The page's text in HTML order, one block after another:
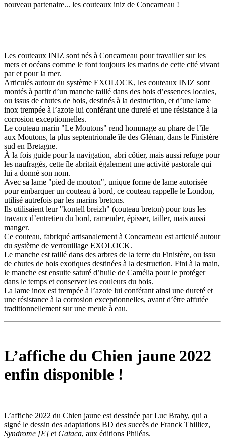
nouveau partenaire... les couteaux iniz de Concarneau !
Les couteaux INIZ sont nés à Concarneau pour travailler sur les
mers et océans comme le font toujours les marins de cette cité vivant
par et pour la mer.
Articulés autour du système EXOLOCK, les couteaux INIZ sont
montés à partir d’un manche taillé dans des bois d’essences locales,
ou issus de chutes de bois, destinés à la destruction, et d’une lame
inox trempée à l’azote lui conférant une dureté et une résistance à la
corrosion exceptionnelles.
Le couteau marin "Le Moutons" rend hommage au phare de l’île
aux Moutons, la plus septentrionale île des Glénan, dans le Finistère
sud en Bretagne.
À la fois guide pour la navigation, abri côtier, mais aussi refuge pour
les naufragés, cette île abritait également une activité pastorale qui
lui a donné son nom.
Avec sa lame "pied de mouton", unique forme de lame autorisée
pour embarquer un couteau à bord, ce couteau rappelle le London,
utilisé autrefois par les marins bretons.
Ils utilisaient leur "kontell breizh" (couteau breton) pour tous les
travaux d’entretien du bord, ramender, épisser, tailler, mais aussi
manger.
Ce couteau, fabriqué artisanalement à Concarneau est articulé autour
du système de verrouillage EXOLOCK.
Le manche est taillé dans des arbres de la terre du Finistère, ou issu
de chutes de bois exotiques destinées à la destruction. Fini à la main,
le manche est ensuite saturé d’huile de Camélia pour le protéger
dans le temps et conserver les couleurs du bois.
La lame inox est trempée à l’azote lui conférant ainsi une dureté et
une résistance à la corrosion exceptionnelles, avant d’être affutée
traditionnellement sur une meule à eau.
L’affiche du Chien jaune 2022
enfin disponible !
L’affiche 2022 du Chien jaune est dessinée par Luc Brahy, qui a
signé le dessin des adaptations BD des succès de Franck Thilliez,
Syndrome [E] et Gataca, aux éditions Philéas.